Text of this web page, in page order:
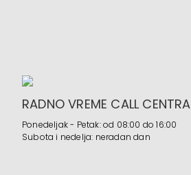
RADNO VREME CALL CENTRA
Ponedeljak - Petak: od 08:00 do 16:00
Subota i nedelja: neradan dan